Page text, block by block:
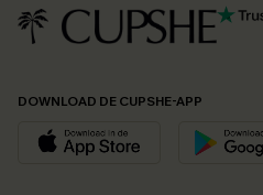
DOWNLOAD DE CUPSHE-APP